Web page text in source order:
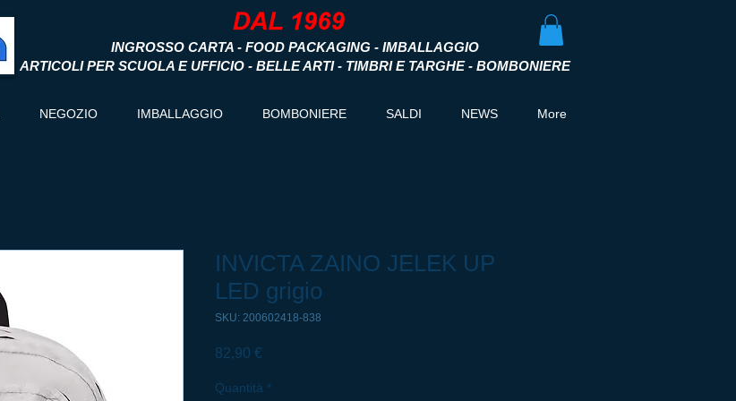
INGROSSO CARTA - FOOD PACKAGING - IMBALLAGGIO
ARTICOLI PER SCUOLA E UFFICIO - BELLE ARTI - TIMBRI E TARGHE - BOMBONIERE
NEGOZIO IMBALLAGGIO BOMBONIERE SALDI NEWS More
INVICTA ZAINO JELEK UP
LED grigio
SKU: 200602418-838
82,90 €
Quantità *